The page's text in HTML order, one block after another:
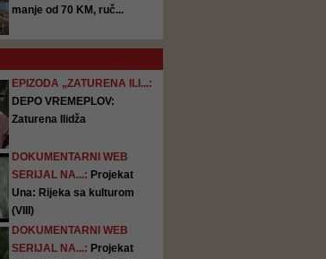
manje od 70 KM, ruč...
EPIZODA „ZATURENA ILI...:
DEPO VREMEPLOV:
Zaturena Ilidža
DOKUMENTARNI WEB
SERIJAL NA...: Projekat
Una: Rijeka sa kulturom
(VIII)
DOKUMENTARNI WEB
SERIJAL NA...: Projekat